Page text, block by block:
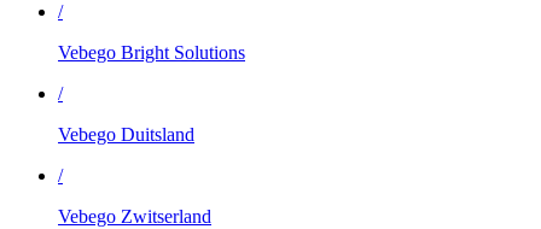
/
Vebego Bright Solutions
/
Vebego Duitsland
/
Vebego Zwitserland